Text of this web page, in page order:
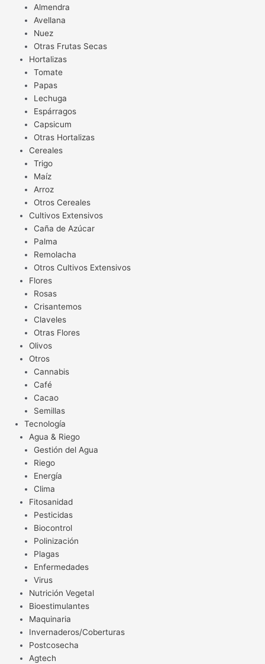
Almendra
Avellana
Nuez
Otras Frutas Secas
Hortalizas
Tomate
Papas
Lechuga
Espárragos
Capsicum
Otras Hortalizas
Cereales
Trigo
Maíz
Arroz
Otros Cereales
Cultivos Extensivos
Caña de Azúcar
Palma
Remolacha
Otros Cultivos Extensivos
Flores
Rosas
Crisantemos
Claveles
Otras Flores
Olivos
Otros
Cannabis
Café
Cacao
Semillas
Tecnología
Agua & Riego
Gestión del Agua
Riego
Energía
Clima
Fitosanidad
Pesticidas
Biocontrol
Polinización
Plagas
Enfermedades
Virus
Nutrición Vegetal
Bioestimulantes
Maquinaria
Invernaderos/Coberturas
Postcosecha
Agtech